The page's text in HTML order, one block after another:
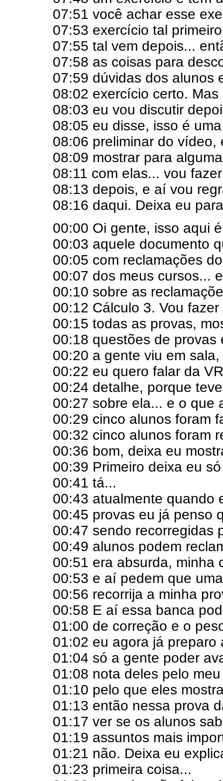
07:51 você achar esse
07:53 exercício tal
07:55 tal vem depois...
07:58 as coisas para
07:59 dúvidas dos alunos
08:02 exercício certo. Mas
08:03 eu vou discutir
08:05 eu disse, isso é
08:06 preliminar do vídeo,
08:09 mostrar para
08:11 com elas... vou
08:13 depois, e aí vou
08:16 daqui. Deixa eu
00:00 Oi gente, isso aqui
00:03 aquele documento
00:05 com reclamações
00:07 dos meus cursos...
00:10 sobre as
00:12 Cálculo 3. Vou
00:15 todas as provas,
00:18 questões de provas
00:20 a gente viu em
00:22 eu quero falar da
00:24 detalhe, porque
00:27 sobre ela... e o que
00:29 cinco alunos foram
00:32 cinco alunos foram
00:36 bom, deixa eu
00:39 Primeiro deixa eu
00:41 tá...
00:43 atualmente quando
00:45 provas eu já penso
00:47 sendo recorregidas
00:49 alunos podem
00:51 era absurda, minha
00:53 e aí pedem que
00:56 recorrija a minha
00:58 E aí essa banca
01:00 de correção e o
01:02 eu agora já preparo
01:04 só a gente poder
01:08 nota deles pelo
01:10 pelo que eles
01:13 então nessa prova
01:17 ver se os alunos
01:19 assuntos mais
01:21 não. Deixa eu
01:23 primeira coisa...